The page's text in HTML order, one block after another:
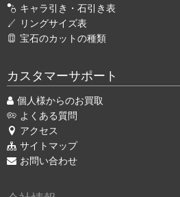
キャラ引き・石引き表
リングサイズ表
宝石のカットの種類
カスタマーサポート
個人様からのお買取
よくある質問
アクセス
サイトマップ
お問い合わせ